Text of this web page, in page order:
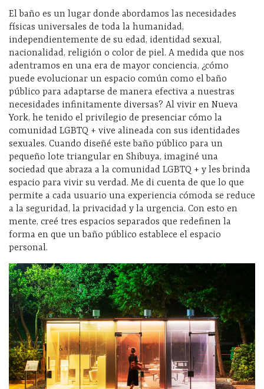
El baño es un lugar donde abordamos las necesidades
físicas universales de toda la humanidad,
independientemente de su edad, identidad sexual,
nacionalidad, religión o color de piel. A medida que nos
adentramos en una era de mayor conciencia, ¿cómo
puede evolucionar un espacio común como el baño
público para adaptarse de manera efectiva a nuestras
necesidades infinitamente diversas? Al vivir en Nueva
York, he tenido el privilegio de presenciar cómo la
comunidad LGBTQ + vive alineada con sus identidades
sexuales. Cuando diseñé este baño público para un
pequeño lote triangular en Shibuya, imaginé una
sociedad que abraza a la comunidad LGBTQ + y les brinda
espacio para vivir su verdad. Me di cuenta de que lo que
permite a cada usuario una experiencia cómoda se reduce
a la seguridad, la privacidad y la urgencia. Con esto en
mente, creé tres espacios separados que redefinen la
forma en que un baño público establece el espacio
personal.